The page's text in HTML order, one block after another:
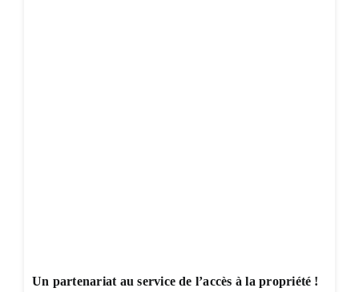
Un partenariat au service de l’accès à la propriété !